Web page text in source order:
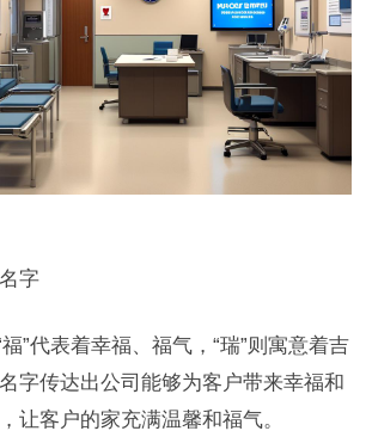
字
福”代表着幸福、福气，“瑞”则寓意着吉
字传达出公司能够为客户带来幸福和
让客户的家充满温馨和福气。